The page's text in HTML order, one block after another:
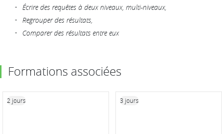
Écrire des requêtes à deux niveaux, multi-niveaux,
Regrouper des résultats,
Comparer des résultats entre eux
Formations associées
2 jours 3 jours